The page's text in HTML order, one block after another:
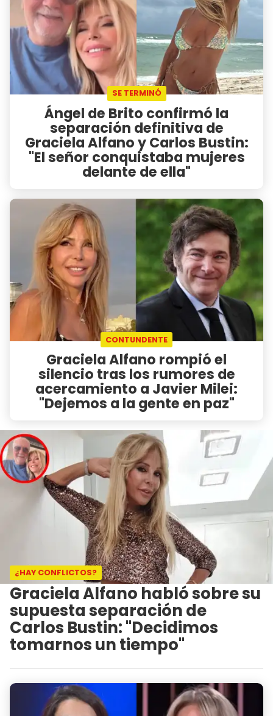
SE TERMINÓ
Ángel de Brito confirmó la
separación definitiva de
Graciela Alfano y Carlos Bustin:
"El señor conquistaba mujeres
delante de ella"
CONTUNDENTE
Graciela Alfano rompió el
silencio tras los rumores de
acercamiento a Javier Milei:
"Dejemos a la gente en paz"
¿HAY CONFLICTOS?
Graciela Alfano habló sobre su
supuesta separación de
Carlos Bustin: "Decidimos
tomarnos un tiempo"